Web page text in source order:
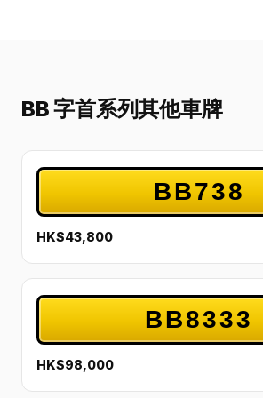
BB 字首系列其他車牌
BB738
HK$43,800
BB8333
HK$98,000